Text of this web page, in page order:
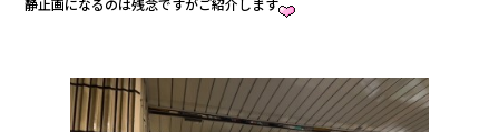
k
静止画になるのは残念ですがご紹介します